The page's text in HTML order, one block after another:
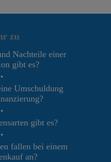
zu
Nachteile einer
gibt es?
•
Umschuldung
•
gibt es?
•
fallen bei einem
an?